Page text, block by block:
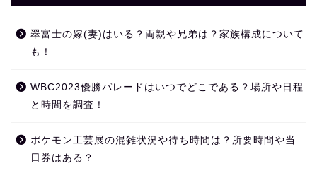
翠富士の嫁(妻)はいる？両親や兄弟は？家族構成について
も！
WBC2023優勝パレードはいつでどこである？場所や日程
と時間を調査！
ポケモン工芸展の混雑状況や待ち時間は？所要時間や当
日券はある？